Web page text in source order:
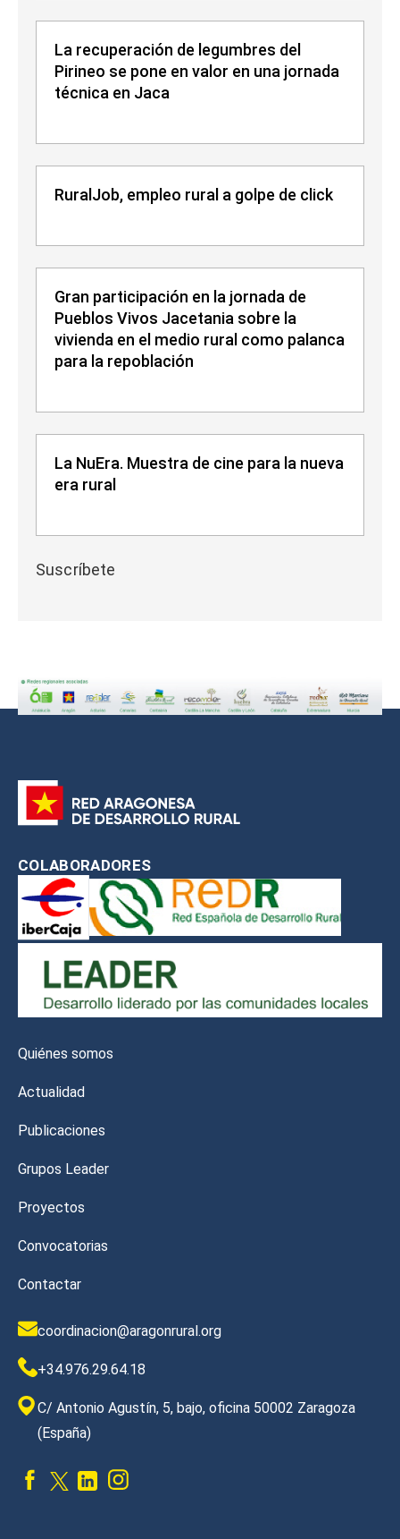
La recuperación de legumbres del
Pirineo se pone en valor en una jornada
técnica en Jaca
RuralJob, empleo rural a golpe de click
Gran participación en la jornada de
Pueblos Vivos Jacetania sobre la
vivienda en el medio rural como palanca
para la repoblación
La NuEra. Muestra de cine para la nueva
era rural
Suscríbete
COLABORADORES
Quiénes somos
Actualidad
Publicaciones
Grupos Leader
Proyectos
Convocatorias
Contactar
coordinacion@aragonrural.org
+34.976.29.64.18
C/ Antonio Agustín, 5, bajo, oficina 50002 Zaragoza
(España)